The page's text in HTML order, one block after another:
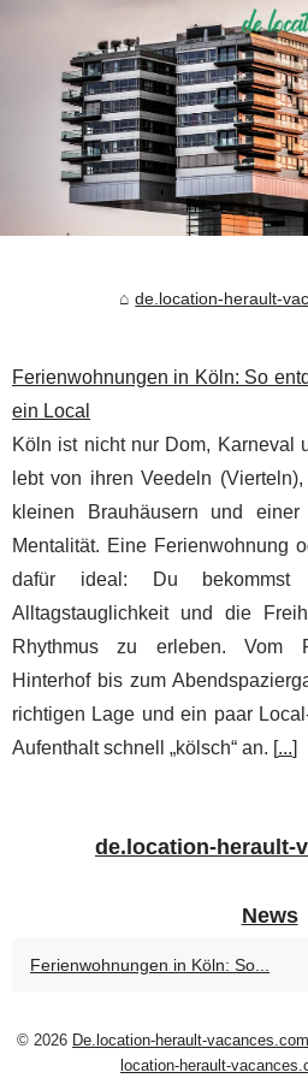
de.location-herault-
Ferienwohnungen in Köln: So
ein Local
Köln ist nicht nur Dom, Karneval
lebt von ihren Veedeln
kleinen Brauhäusern und einer
Mentalität. Eine Ferienwohnung
dafür ideal: Du
Alltagstauglichkeit und die
Rhythmus zu erleben. Vom
Hinterhof bis zum
richtigen Lage und ein paar
Aufenthalt schnell „kölsch“ an. [...]
de.location-herault-
News
Ferienwohnungen in Köln: So...
© 2026 De.location-herault-vacances.com
location-herault-